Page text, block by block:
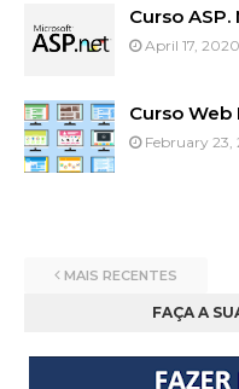
Curso
April 17, 2020
Curso
February 23,
MAIS RECENTES
FAÇA A